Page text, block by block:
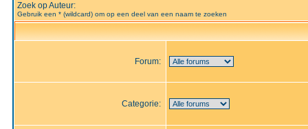
Zoek op Auteur:
Gebruik een * (wildcard) om op een deel van een naam te zoeken
Forum:
Categorie: